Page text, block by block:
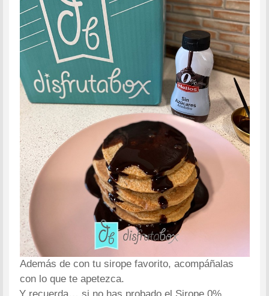
Además de con tu sirope favorito, acompáñalas
con lo que te apetezca.